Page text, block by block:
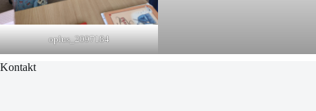
oplus_2097184
Kontakt